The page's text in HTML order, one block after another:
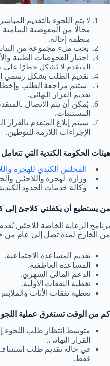
لا يتم اللجوء بالتقديم
محالًا من المفوضية السامية
منظمة إحالة.
يجب ملء مجموعة من
اجتياز الفحوصات الطبية
المتقدم لا يُشكل خطرًا على
تقديم الطلب بشكل رسمي
ستتم مراجعة الطلب
تقديم القرار النهائي.
يُمكن أن يتم الاتصال
المستندات.
سيتم إبلاغ المتقدم بالقرار
الإجراءات اللازمة للتوطين.
هيئات الحكومة الكندية التي
المجلس الكندي للهجرة
وزارة الهجرة واللاجئين
وكالة خدمات الحدود
من يستطيع أن يكفلني كلاجئ إلى
برنامج الرعاية الخاصة للاجئين
من الخارج لمدة تصل إلى عام من
تقديم المساعدة الاجتماعية.
المساعدة العاطفية.
الدعم المالي الشهري.
تغطية النفقات الأولية.
تغطية نفقات الأثاث
كم من الوقت تستغرق عملية
القرار النهائي.
فقط.